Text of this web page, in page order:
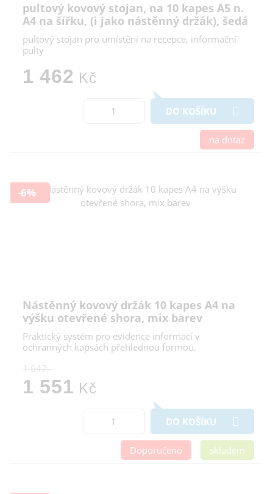
pultový kovový stojan, na 10 kapes A5 n.
A4 na šířku, (i jako nástěnný držák), šedá
pultový stojan pro umístění na recepce, informační
pulty
1 462 Kč
DO KOŠÍKU
na dotaz
-6%
Nástěnný kovový držák 10 kapes A4 na
výšku otevřené shora, mix barev
Praktický systém pro evidence informací v
ochranných kapsách přehlednou formou.
1 647,-
1 551 Kč
DO KOŠÍKU
Doporučeno skladem